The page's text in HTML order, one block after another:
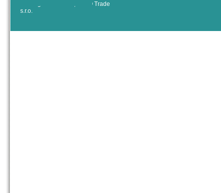
© All rights reserved, RYJO Trade
s.r.o.